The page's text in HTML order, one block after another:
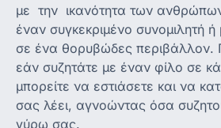
με την ικανότητα των
έναν συγκεκριμένο συνομιλητή
σε ένα θορυβώδες περιβάλλον.
εάν συζητάτε με έναν φίλο σε
μπορείτε να εστιάσετε και να
σας λέει, αγνοώντας όσα
γύρω σας.